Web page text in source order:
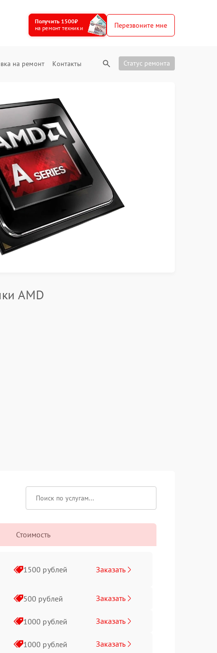
Получить 1500₽
на ремонт техники
Перезвоните мне
на ремонт Контакты Статус ремонта
AMD
Стоимость
1500 рублей Заказать
500 рублей Заказать
1000 рублей Заказать
1000 рублей Заказать